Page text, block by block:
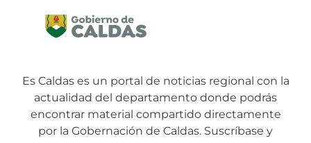
Es Caldas es un portal de noticias regional con la
actualidad del departamento donde podrás
encontrar material compartido directamente
por la Gobernación de Caldas. Suscríbase y